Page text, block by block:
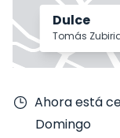
Dulce
Tomás
Ahora está
Domingo